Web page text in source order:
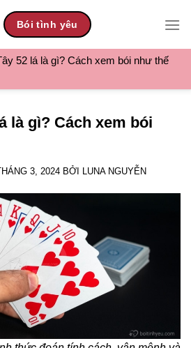
Bói tình yêu
52 lá là gì? Cách xem bói như thế
là gì? Cách xem bói
3, 2024 BỞI LUNA NGUYỄN